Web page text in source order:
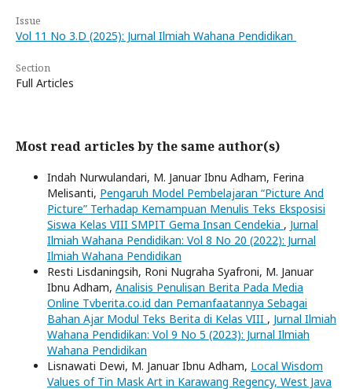
Issue
Vol 11 No 3.D (2025): Jurnal Ilmiah Wahana Pendidikan
Section
Full Articles
Most read articles by the same author(s)
Indah Nurwulandari, M. Januar Ibnu Adham, Ferina
Melisanti, Pengaruh Model Pembelajaran “Picture And
Picture” Terhadap Kemampuan Menulis Teks Eksposisi
Siswa Kelas VIII SMPIT Gema Insan Cendekia , Jurnal
Ilmiah Wahana Pendidikan: Vol 8 No 20 (2022): Jurnal
Ilmiah Wahana Pendidikan
Resti Lisdaningsih, Roni Nugraha Syafroni, M. Januar
Ibnu Adham, Analisis Penulisan Berita Pada Media
Online Tvberita.co.id dan Pemanfaatannya Sebagai
Bahan Ajar Modul Teks Berita di Kelas VIII , Jurnal Ilmiah
Wahana Pendidikan: Vol 9 No 5 (2023): Jurnal Ilmiah
Wahana Pendidikan
Lisnawati Dewi, M. Januar Ibnu Adham, Local Wisdom
Values ​​of Tin Mask Art in Karawang Regency, West Java